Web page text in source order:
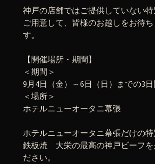
神戸の店舗ではご提供していない
ご用意して、皆様のお越しをお待ち
す。
【開催場所・期間】
＜期間＞
9月4日（金）～6日（日）までの3日
＜場所＞
ホテルニューオータニ幕張
ホテルニューオータニ幕張だけの
鉄板焼 大栄の最高の神戸ビーフを
ださい。